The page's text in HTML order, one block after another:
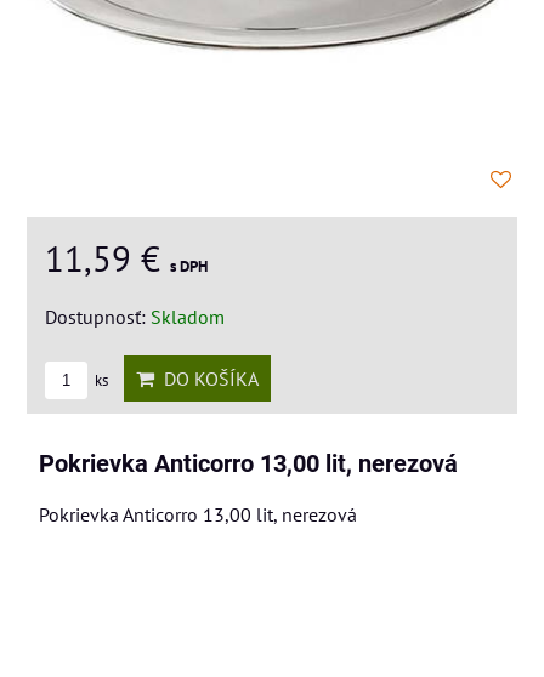
11,59 € s DPH
Dostupnosť: Skladom
ks DO KOŠÍKA
Pokrievka Anticorro 13,00 lit, nerezová
Pokrievka Anticorro 13,00 lit, nerezová